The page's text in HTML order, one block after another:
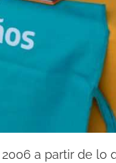
a partir de lo